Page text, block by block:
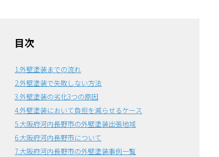
目次
1.外壁塗装までの流れ
2.外壁塗装で失敗しない方法
3.外壁塗装の劣化3つの原因
4.外壁塗装において負担を減らせるケース
5.大阪府河内長野市の外壁塗装出張地域
6.大阪府河内長野市について
7.大阪府河内長野市の外壁塗装事例一覧